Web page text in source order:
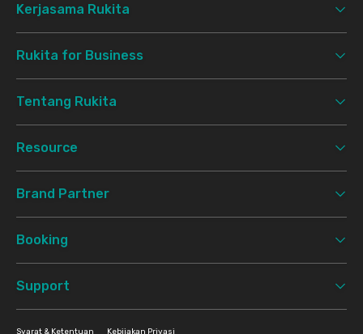
Kerjasama Rukita
Rukita for Business
Tentang Rukita
Resource
Brand Partner
Booking
Support
Syarat & Ketentuan Kebijakan Privasi